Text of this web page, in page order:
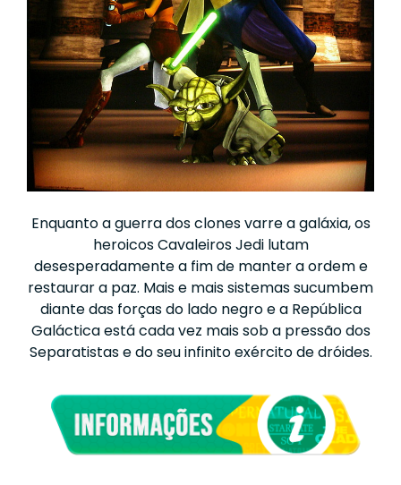
Enquanto a guerra dos clones varre a galáxia, os
heroicos Cavaleiros Jedi lutam
desesperadamente a fim de manter a ordem e
restaurar a paz. Mais e mais sistemas sucumbem
diante das forças do lado negro e a República
Galáctica está cada vez mais sob a pressão dos
Separatistas e do seu infinito exército de dróides.